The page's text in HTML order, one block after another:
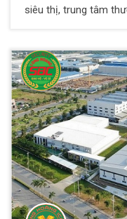
siêu thị, trung tâm